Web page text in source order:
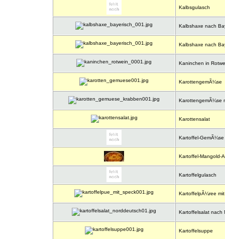
Kalbsgulasch
Kalbshaxe nach
Kalbshaxe nach
Kaninchen in
KarottengemÃ¼se
KarottengemÃ¼se
Karottensalat
Kartoffel-GemÃ¼se
Kartoffel-Mangold-
Kartoffelgulasch
KartoffelpÃ¼ree
Kartoffelsalat nach
Kartoffelsuppe